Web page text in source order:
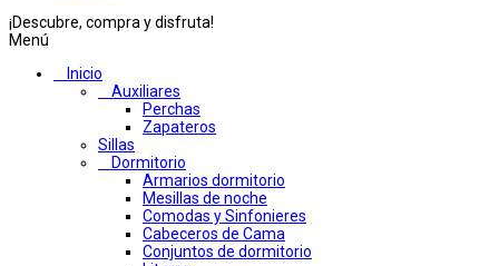
¡Descubre, compra y disfruta!
Menú
Inicio
Auxiliares
Perchas
Zapateros
Sillas
Dormitorio
Armarios dormitorio
Mesillas de noche
Comodas y Sinfonieres
Cabeceros de Cama
Conjuntos de dormitorio